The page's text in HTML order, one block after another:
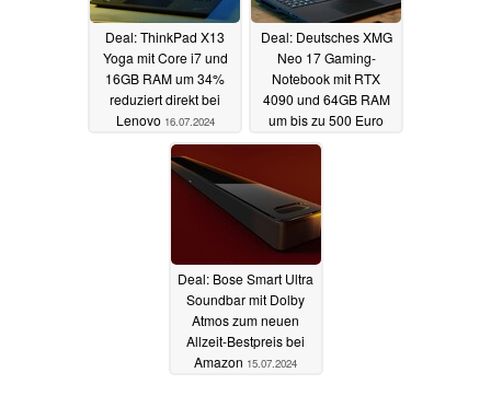
Deal: ThinkPad X13
Yoga mit Core i7 und
16GB RAM um 34%
reduziert direkt bei
Lenovo 16.07.2024
Deal: Deutsches XMG
Neo 17 Gaming-
Notebook mit RTX
4090 und 64GB RAM
um bis zu 500 Euro
rabattiert
Deal: Bose Smart Ultra
Soundbar mit Dolby
Atmos zum neuen
Allzeit-Bestpreis bei
Amazon 15.07.2024